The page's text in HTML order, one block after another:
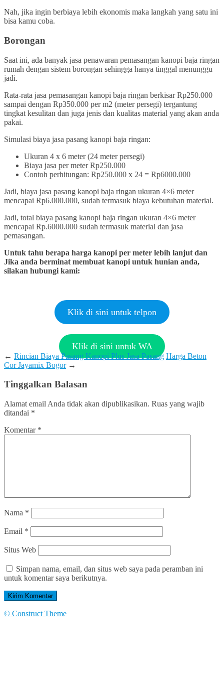
Nah, jika ingin berbiaya lebih ekonomis maka langkah yang satu ini
bisa kamu coba.
Borongan
Saat ini, ada banyak jasa penawaran pemasangan kanopi baja ringan
rumah dengan sistem borongan sehingga hanya tinggal menunggu
jadi.
Rata-rata jasa pemasangan kanopi baja ringan berkisar Rp250.000
sampai dengan Rp350.000 per m2 (meter persegi) tergantung
tingkat kesulitan dan juga jenis dan kualitas material yang akan anda
pakai.
Simulasi biaya jasa pasang kanopi baja ringan:
Ukuran 4 x 6 meter (24 meter persegi)
Biaya jasa per meter Rp250.000
Contoh perhitungan: Rp250.000 x 24 = Rp6000.000
Jadi, biaya jasa pasang kanopi baja ringan ukuran 4×6 meter
mencapai Rp6.000.000, sudah termasuk biaya kebutuhan material.
Jadi, total biaya pasang kanopi baja ringan ukuran 4×6 meter
mencapai Rp.6000.000 sudah termasuk material dan jasa
pemasangan.
Untuk tahu berapa harga kanopi per meter lebih lanjut dan
Jika anda berminat membuat kanopi untuk hunian anda,
silakan hubungi kami:
Klik di sini untuk telpon
Klik di sini untuk WA
← Rincian Biaya Pasang Kanopi Plus Jasa Pasang Harga Beton
Cor Jayamix Bogor→
Tinggalkan Balasan
Alamat email Anda tidak akan dipublikasikan. Ruas yang wajib
ditandai *
Komentar *
Nama *
Email *
Situs Web
Simpan nama, email, dan situs web saya pada peramban ini
untuk komentar saya berikutnya.
© Construct Theme